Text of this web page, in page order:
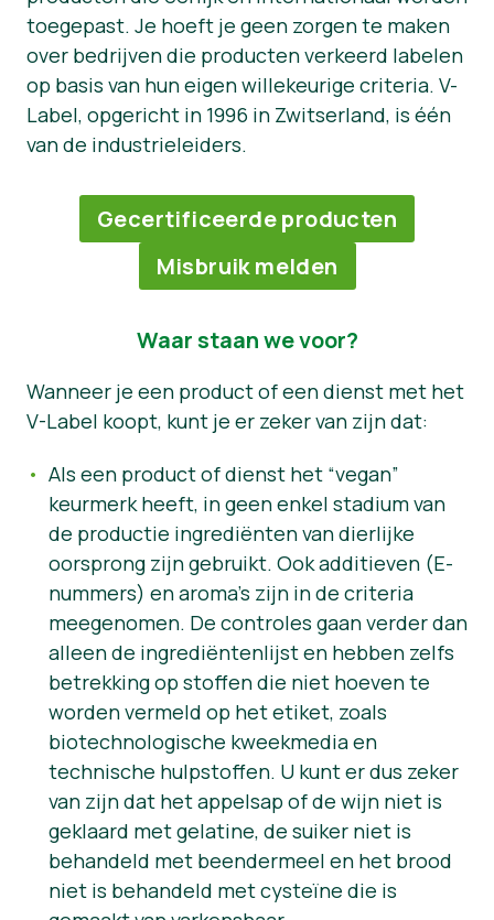
toegepast. Je hoeft je geen zorgen te maken
over bedrijven die producten verkeerd labelen
op basis van hun eigen willekeurige criteria. V-
Label, opgericht in 1996 in Zwitserland, is één
van de industrieleiders.
Gecertificeerde producten
Misbruik melden
Waar staan we voor?
Wanneer je een product of een dienst met het
V-Label koopt, kunt je er zeker van zijn dat:
Als een product of dienst het “vegan”
keurmerk heeft, in geen enkel stadium van
de productie ingrediënten van dierlijke
oorsprong zijn gebruikt. Ook additieven (E-
nummers) en aroma’s zijn in de criteria
meegenomen. De controles gaan verder dan
alleen de ingrediëntenlijst en hebben zelfs
betrekking op stoffen die niet hoeven te
worden vermeld op het etiket, zoals
biotechnologische kweekmedia en
technische hulpstoffen. U kunt er dus zeker
van zijn dat het appelsap of de wijn niet is
geklaard met gelatine, de suiker niet is
behandeld met beendermeel en het brood
niet is behandeld met cysteïne die is